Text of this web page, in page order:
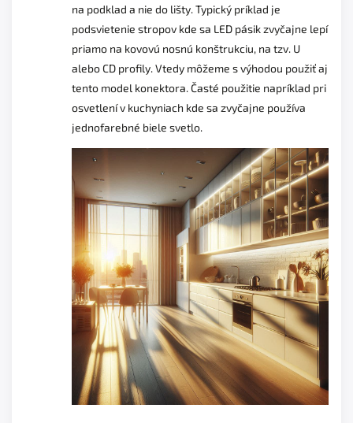
na podklad a nie do lišty. Typický príklad je
podsvietenie stropov kde sa LED pásik zvyčajne lepí
priamo na kovovú nosnú konštrukciu, na tzv. U
alebo CD profily. Vtedy môžeme s výhodou použiť aj
tento model konektora. Časté použitie napríklad pri
osvetlení v kuchyniach kde sa zvyčajne používa
jednofarebné biele svetlo.